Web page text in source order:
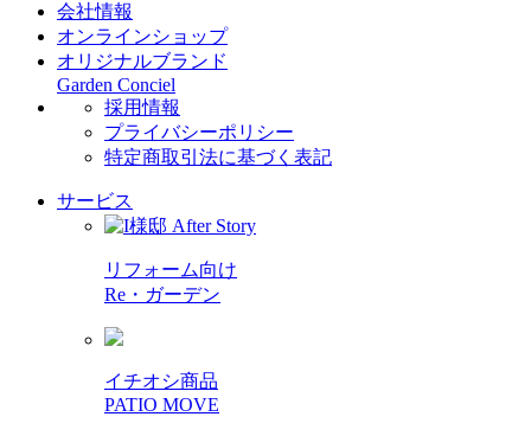
会社情報
オンラインショップ
オリジナルブランド
Garden Conciel
採用情報
プライバシーポリシー
特定商取引法に基づく表記
サービス
リフォーム向け
Re・ガーデン
イチオシ商品
PATIO MOVE